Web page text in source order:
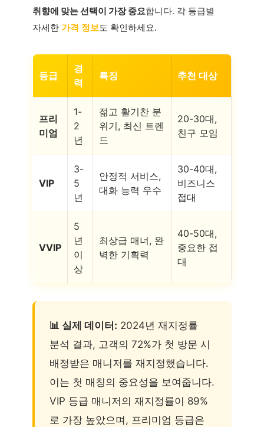
취향에 맞는 선택이 가장 중요합니다. 각 등급별
자세한 가격 정보도 확인하세요.
등급
경
력
특징 추천 대상
프리
미엄
1-
2
년
젊고 활기찬 분
위기, 최신 트렌
드
20-30대,
친구 모임
VIP
3-
5
년
안정적 서비스,
대화 능력 우수
30-40대,
비즈니스
접대
VVIP
5
년
이
상
최상급 매너, 완
벽한 기획력
40-50대,
중요한 접
대
📊 실제 데이터: 2024년 재지정률
분석 결과, 고객의 72%가 첫 방문 시
배정받은 매니저를 재지정했습니다.
이는 첫 매칭의 중요성을 보여줍니다.
VIP 등급 매니저의 재지정률이 89%
로 가장 높았으며, 프리미엄 등급은